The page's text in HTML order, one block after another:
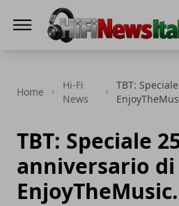
Home
Hi-Fi
News
TBT:
TBT: Speciale
anniversario di